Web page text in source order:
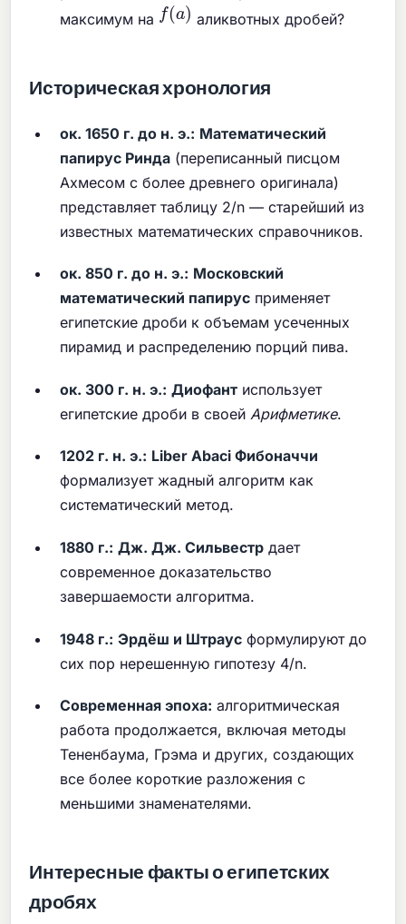
максимум на
f(a)
аликвотных дробей?
Историческая хронология
ок. 1650 г. до н. э.: Математический
папирус Ринда (переписанный писцом
Ахмесом с более древнего оригинала)
представляет таблицу 2/n — старейший из
известных математических справочников.
ок. 850 г. до н. э.: Московский
математический папирус применяет
египетские дроби к объемам усеченных
пирамид и распределению порций пива.
ок. 300 г. н. э.: Диофант использует
египетские дроби в своей Арифметике.
1202 г. н. э.: Liber Abaci Фибоначчи
формализует жадный алгоритм как
систематический метод.
1880 г.: Дж. Дж. Сильвестр дает
современное доказательство
завершаемости алгоритма.
1948 г.: Эрдёш и Штраус формулируют до
сих пор нерешенную гипотезу 4/n.
Современная эпоха: алгоритмическая
работа продолжается, включая методы
Тененбаума, Грэма и других, создающих
все более короткие разложения с
меньшими знаменателями.
Интересные факты о египетских
дробях